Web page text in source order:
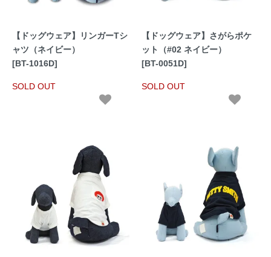
【ドッグウェア】リンガーTシ
ャツ（ネイビー）
[BT-1016D]
SOLD OUT
【ドッグウェア】さがらポケ
ット（#02 ネイビー）
[BT-0051D]
SOLD OUT